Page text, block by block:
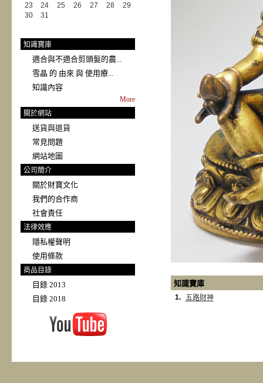
23
24 25 26 27 28
29
30
31
知識寶庫
適合與不適合剪頭髮的農...
雪晶 的 由來 與 使用療...
知識內容
More
關於網站
送貨與退貨
常見問題
網站地圖
公司簡介
關於財寶文化
我們的合作商
社會責任
法律效應
隱私權聲明
使用條款
商品目錄
目錄 2013
目錄 2018
知識寶庫
1. 五路財神